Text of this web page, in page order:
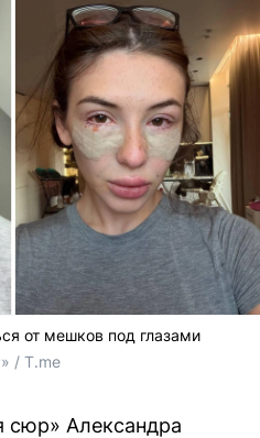
от мешков под глазами
/ T.me
сюр» Александра